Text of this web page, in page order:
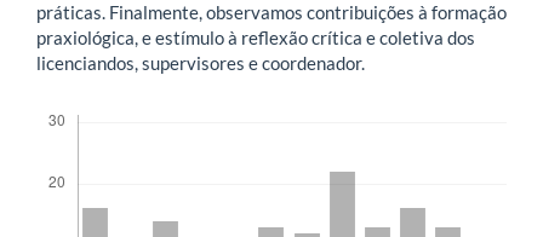
práticas. Finalmente, observamos contribuições à formação
praxiológica, e estímulo à reflexão crítica e coletiva dos
licenciandos, supervisores e coordenador.